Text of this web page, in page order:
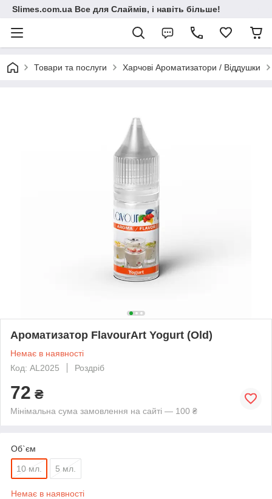
Slimes.com.ua Все для Слаймів, і навіть більше!
Товари та послуги Харчові Ароматизатори / Віддушки
Ароматизатор FlavourArt Yogurt (Old)
Немає в наявності
Код: AL2025
Роздріб
72 ₴
Мінімальна сума замовлення на сайті — 100 ₴
Об`єм
10 мл. 5 мл.
Немає в наявності